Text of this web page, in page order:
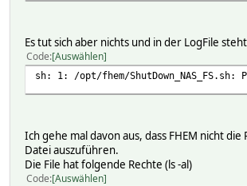
Es tut sich aber nichts und in der LogFile
Code Auswählen
sh: 1: /opt/fhem/ShutDown_NAS_FS.sh:
Ich gehe mal davon aus, dass FHEM nicht die
Datei auszuführen.
Die File hat folgende Rechte (ls -al)
Code Auswählen